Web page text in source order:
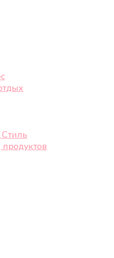
кино, а также трендах,
стиле, отдыхе и